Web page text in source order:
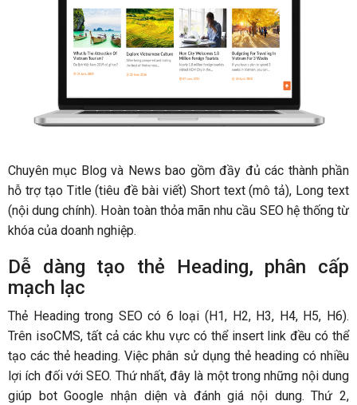
Chuyên mục Blog và News bao gồm đầy đủ các thành phần
hỗ trợ tạo Title (tiêu đề bài viết) Short text (mô tả), Long text
(nội dung chính). Hoàn toàn thỏa mãn nhu cầu SEO hệ thống từ
khóa của doanh nghiệp.
Dễ dàng tạo thẻ Heading, phân cấp
mạch lạc
Thẻ Heading trong SEO có 6 loại (H1, H2, H3, H4, H5, H6).
Trên isoCMS, tất cả các khu vực có thể insert link đều có thể
tạo các thẻ heading. Việc phân sử dụng thẻ heading có nhiều
lợi ích đối với SEO. Thứ nhất, đây là một trong những nội dung
giúp bot Google nhận diện và đánh giá nội dung. Thứ 2,